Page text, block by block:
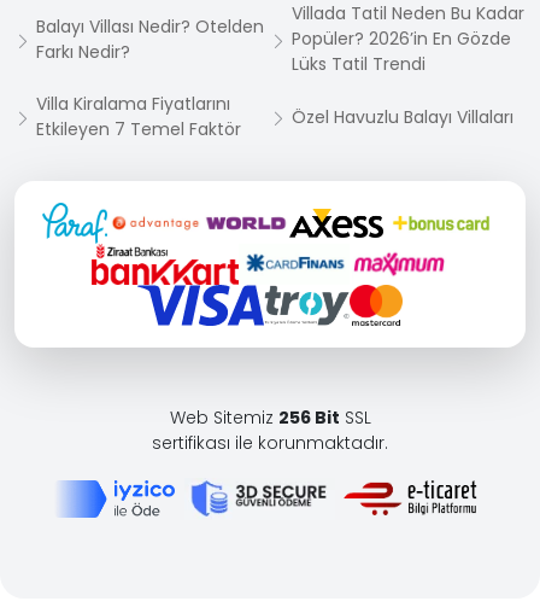
Balayı Villası Nedir? Otelden
Farkı Nedir?
Villada Tatil Neden Bu Kadar
Popüler? 2026’in En Gözde
Lüks Tatil Trendi
Villa Kiralama Fiyatlarını
Etkileyen 7 Temel Faktör
Özel Havuzlu Balayı Villaları
Web Sitemiz 256 Bit SSL
sertifikası ile korunmaktadır.